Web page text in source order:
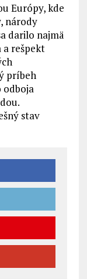
Európy, kde
národy
darilo najmä
rešpekt
príbeh
odboja
stav